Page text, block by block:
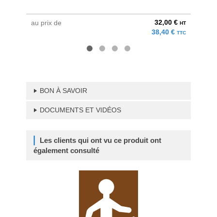
au prix de 32,00 € HT
38,40 € TTC
BON À SAVOIR
DOCUMENTS ET VIDÉOS
Les clients qui ont vu ce produit ont
également consulté